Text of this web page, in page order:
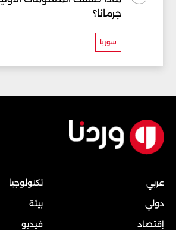
جرمانا؟
سوريا
عربي
دولي
إقتصاد
تكنولوجيا
بيئة
فيديو